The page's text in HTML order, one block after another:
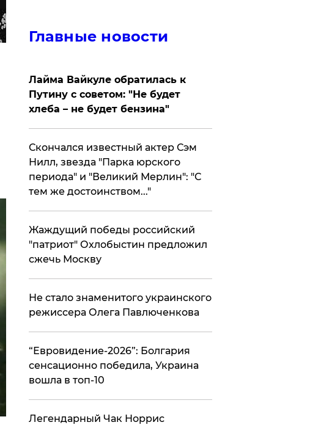
Главные новости
Лайма Вайкуле обратилась к
Путину с советом: "Не будет
хлеба – не будет бензина"
Скончался известный актер Сэм
Нилл, звезда "Парка юрского
периода" и "Великий Мерлин": "С
тем же достоинством..."
Жаждущий победы российский
"патриот" Охлобыстин предложил
сжечь Москву
Не стало знаменитого украинского
режиссера Олега Павлюченкова
​“Евровидение-2026”: Болгария
сенсационно победила, Украина
вошла в топ-10
​Легендарный Чак Норрис